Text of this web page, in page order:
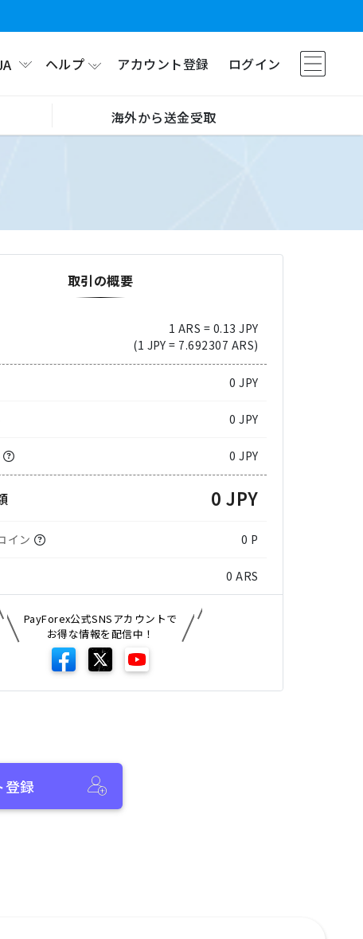
ヘルプ アカウント登録 ログイン
海外から送金受取
取引の概要
1 ARS = 0.13 JPY
(1 JPY = 7.692307 ARS)
0 JPY
0 JPY
0 JPY
0 JPY
イン 0 P
0 ARS
PayForex公式SNSアカウントで
お得な情報を配信中！
登録